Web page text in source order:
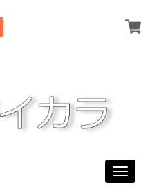
Toggle